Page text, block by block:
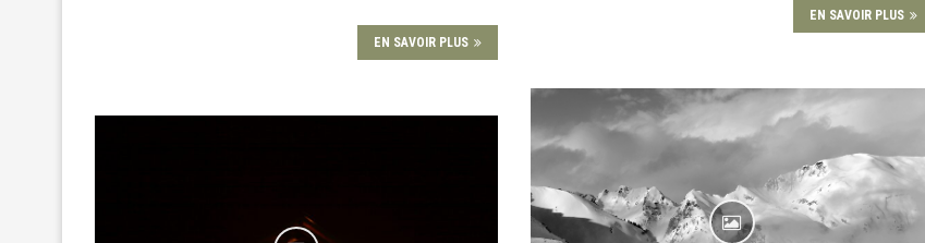
EN SAVOIR PLUS
EN SAVOIR PLUS